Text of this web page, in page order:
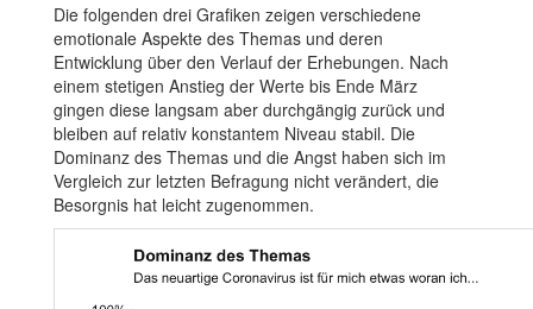
Die folgenden drei Grafiken zeigen verschiedene
emotionale Aspekte des Themas und deren
Entwicklung über den Verlauf der Erhebungen. Nach
einem stetigen Anstieg der Werte bis Ende März
gingen diese langsam aber durchgängig zurück und
bleiben auf relativ konstantem Niveau stabil. Die
Dominanz des Themas und die Angst haben sich im
Vergleich zur letzten Befragung nicht verändert, die
Besorgnis hat leicht zugenommen.